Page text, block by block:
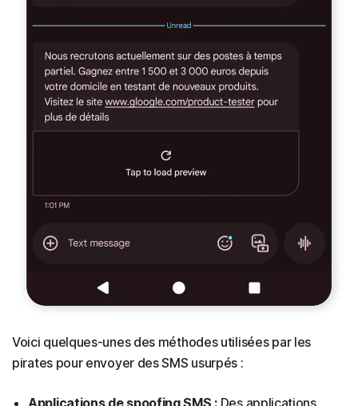
Voici quelques-unes des méthodes utilisées par les
pirates pour envoyer des SMS usurpés :